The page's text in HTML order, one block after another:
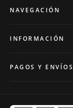
NAVEGACIÓN
INFORMACIÓN
PAGOS Y ENVÍOS